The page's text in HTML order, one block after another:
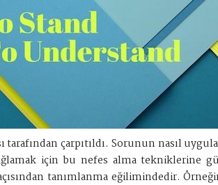
çarpıtıldı. Sorunun nasıl
için bu nefes alma tekniklerine
tanımlanma eğilimindedir.